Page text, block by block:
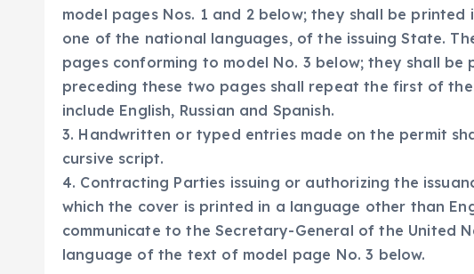
model pages Nos. 1 and 2 below; they shall be
one of the national languages, of the issuing State.
pages conforming to model No. 3 below; they shall be
preceding these two pages shall repeat the first of
include English, Russian and Spanish.
3. Handwritten or typed entries made on the permit
cursive script.
4. Contracting Parties issuing or authorizing the
which the cover is printed in a language other than
communicate to the Secretary-General of the United
language of the text of model page No. 3 below.